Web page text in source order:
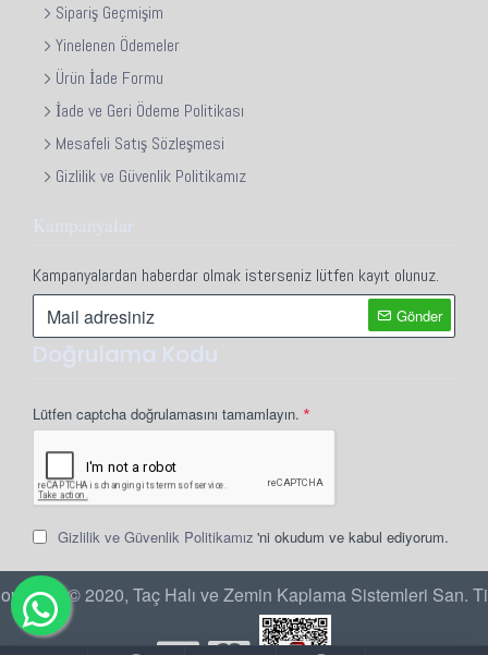
Sipariş Geçmişim
Yinelenen Ödemeler
Ürün İade Formu
İade ve Geri Ödeme Politikası
Mesafeli Satış Sözleşmesi
Gizlilik ve Güvenlik Politikamız
Kampanyalar
Kampanyalardan haberdar olmak isterseniz lütfen kayıt olunuz.
Gönder
Doğrulama Kodu
Lütfen captcha doğrulamasını tamamlayın.
Gizlilik ve Güvenlik Politikamız 'ni okudum ve kabul ediyorum.
© 2020, Taç Halı ve Zemin Kaplama Sistemleri San.